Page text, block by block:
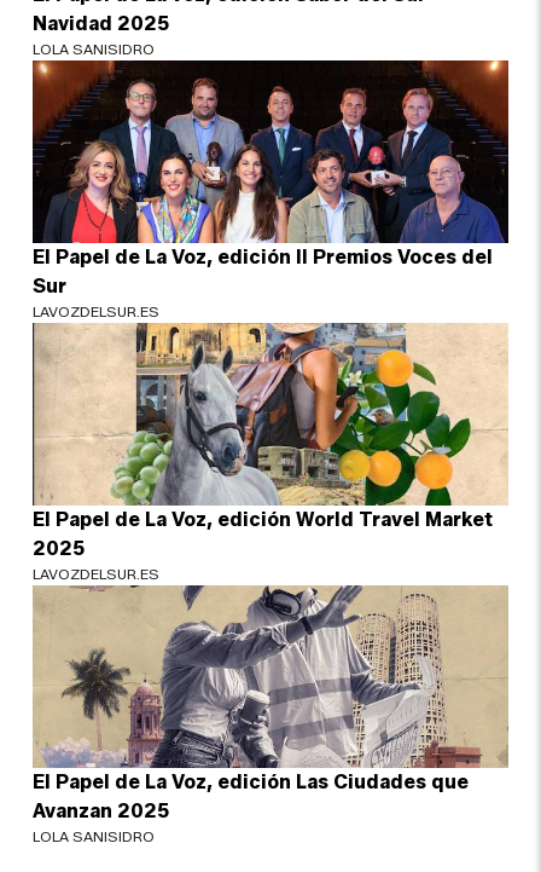
Navidad 2025
LOLA SANISIDRO
El Papel de La Voz, edición II Premios Voces del
Sur
LAVOZDELSUR.ES
El Papel de La Voz, edición World Travel Market
2025
LAVOZDELSUR.ES
El Papel de La Voz, edición Las Ciudades que
Avanzan 2025
LOLA SANISIDRO